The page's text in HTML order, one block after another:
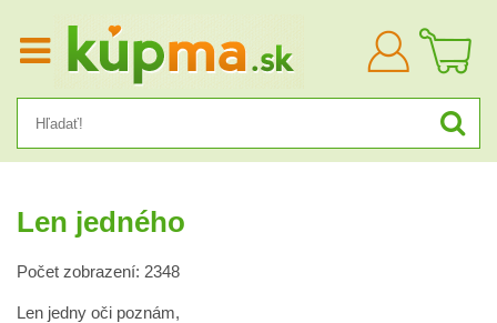
Prihlásiť
sa
Len jedného
Počet zobrazení: 2348
Len jedny oči poznám,